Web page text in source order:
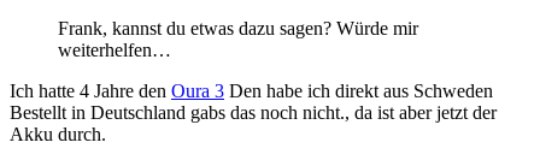
Frank, kannst du etwas dazu sagen? Würde mir
weiterhelfen…
Ich hatte 4 Jahre den Oura 3 Den habe ich direkt aus Schweden
Bestellt in Deutschland gabs das noch nicht., da ist aber jetzt der
Akku durch.